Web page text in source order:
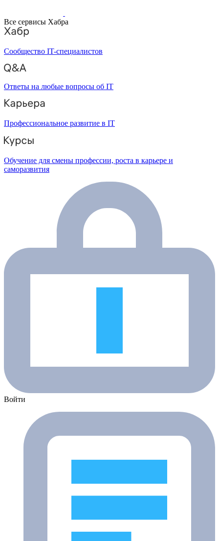
Все сервисы Хабра
Сообщество IT-специалистов
Ответы на любые вопросы об IT
Профессиональное развитие в IT
Обучение для смены профессии, роста в карьере и
саморазвития
Войти